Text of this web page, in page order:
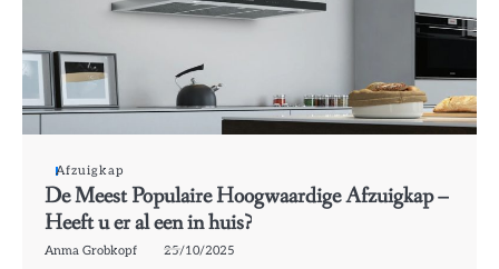
Afzuigkap
De Meest Populaire Hoogwaardige Afzuigkap –
Heeft u er al een in huis?
Anma Grobkopf 25/10/2025